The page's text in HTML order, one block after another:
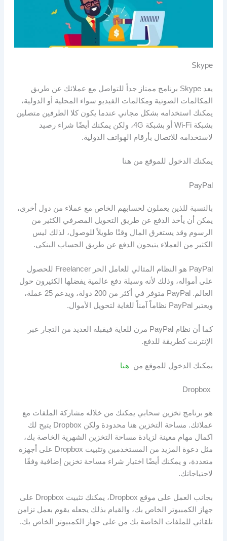
Skype
يعد Skype برنامج ممتاز جداً للتواصل مع عملائك عن طريق
المكالمات الصوتية ومكالمات الفيديو سواء المحلية أو الدولية،
يمكنك استخدامه بشكل مجاني عندما يكون كلا الطرفين متصلين
بشبكة Wi-Fi أو بشبكة 4G، ولكن يمكنك أيضًا شراء رصيد
لاستخدامه للاتصال بأرقام الهواتف الدولية.
يمكنك الدخول للموقع من هنا
PayPal
بالنسبة للذين يعملون لحسابهم الخاص مع عملاء من دول أخرى،
يمكن أن يأخد الدفع عن طريق التحويل المصرفي الكثير من
الرسوم وقد يستغرق المال وقتًا طويلاً للوصول، لذلك ليس
الكثير من العملاء يتيحون الدفع عن طريق الحساب البنكي.
PayPal هو النظام المثالي للعامل الحر Freelancer للحصول
على أمواله، وذلك لأنه وسيلة دفع عالمية يفضلها الكثيرون حول
العالم. PayPal متوفر في أكثر من 200 دولة، ويدعم 25 عملة،
ويعتبر PayPal نظاماً آمناً للغاية لتحويل الأموال.
كما أن نظام PayPal مرن للغاية فيقبله العديد من التجار عبر
الإنترنت كطريقة للدفع.
يمكنك الدخول للموقع من هنا
هو برنامج تخزين سحابي يمكنك من خلاله مشاركة الملفات مع
عملائك. مساحة التخزين هنا محدودة ولكن Dropbox يتيح لك
اكمال مهام معينة لزيادة مساحة التخزين الشهرية الخاصة بك،
مثل دعوة المزيد من المستخدمين وتثبيت Dropbox على أجهزة
متعددة، و يمكنك أيضًا اختيار شراء مساحة تخزين إضافية وفقًا
لاحتياجاتك.
بجانب العمل على موقع Dropbox، يمكنك تثبيت Dropbox على
جهاز الكمبيوتر الخاص بك، والقيام بذلك يجعله يقوم بعمل تزامن
تلقائي للملفات الخاصة بك من على جهاز الكمبيوتر الخاص بك.